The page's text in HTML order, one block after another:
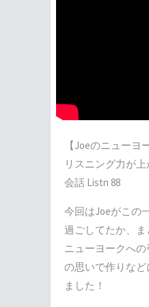
【Joeのニューヨ
リスニング力が
会話 Listn 88
今回はJoeがこの
過ごしてたか、ま
ニューヨークへ
の思いで作りな
ました！